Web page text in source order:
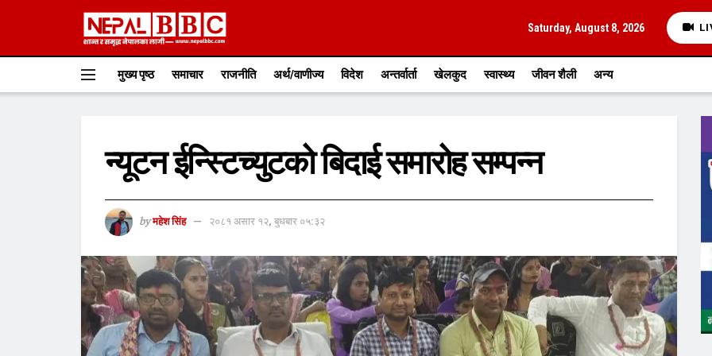
Saturday, August 8, 2026
मुख्य पृष्ठ समाचार राजनीति अर्थ/वाणीज्य विदेश अन्तर्वार्ता खेलकुद स्वास्थ्य जीवन शैली अन्य
न्यूटन ईन्स्टिच्युटको बिदाई समारोह सम्पन्न
by महेश सिंह २०८१ असार १२, बुधबार ०५:३२